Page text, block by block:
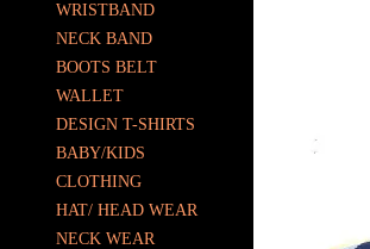
WRISTBAND
NECK BAND
BOOTS BELT
WALLET
DESIGN T-SHIRTS
BABY/KIDS
CLOTHING
HAT/ HEAD WEAR
NECK WEAR